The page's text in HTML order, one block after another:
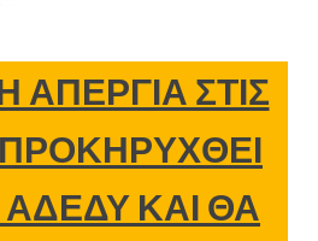
ΑΠΕΡΓΙΑ ΣΤΙΣ
ΚΑΙ ΘΑ